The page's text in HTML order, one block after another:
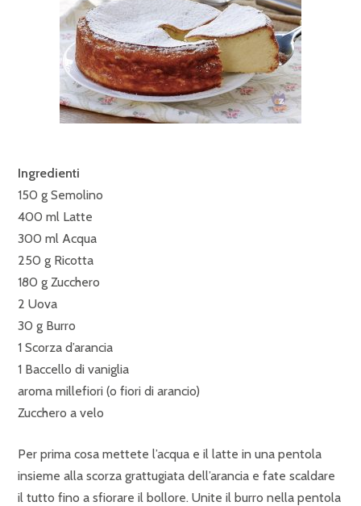
Ingredienti
150 g Semolino
400 ml Latte
300 ml Acqua
250 g Ricotta
180 g Zucchero
2 Uova
30 g Burro
1 Scorza d’arancia
1 Baccello di vaniglia
aroma millefiori (o fiori di arancio)
Zucchero a velo
Per prima cosa mettete l’acqua e il latte in una pentola
insieme alla scorza grattugiata dell’arancia e fate scaldare
il tutto fino a sfiorare il bollore. Unite il burro nella pentola